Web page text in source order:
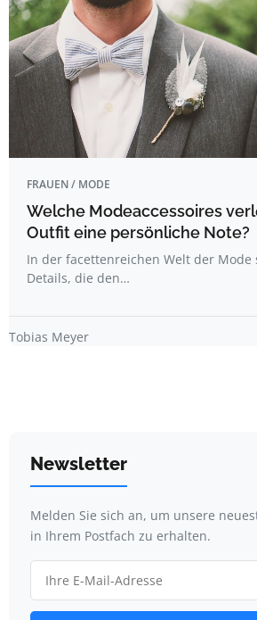
FRAUEN / MODE
Welche Modeaccessoires
Outfit eine persönliche Note?
In der facettenreichen Welt der Mode
Details, die den…
Tobias Meyer
Newsletter
Melden Sie sich an, um unsere
in Ihrem Postfach zu erhalten.